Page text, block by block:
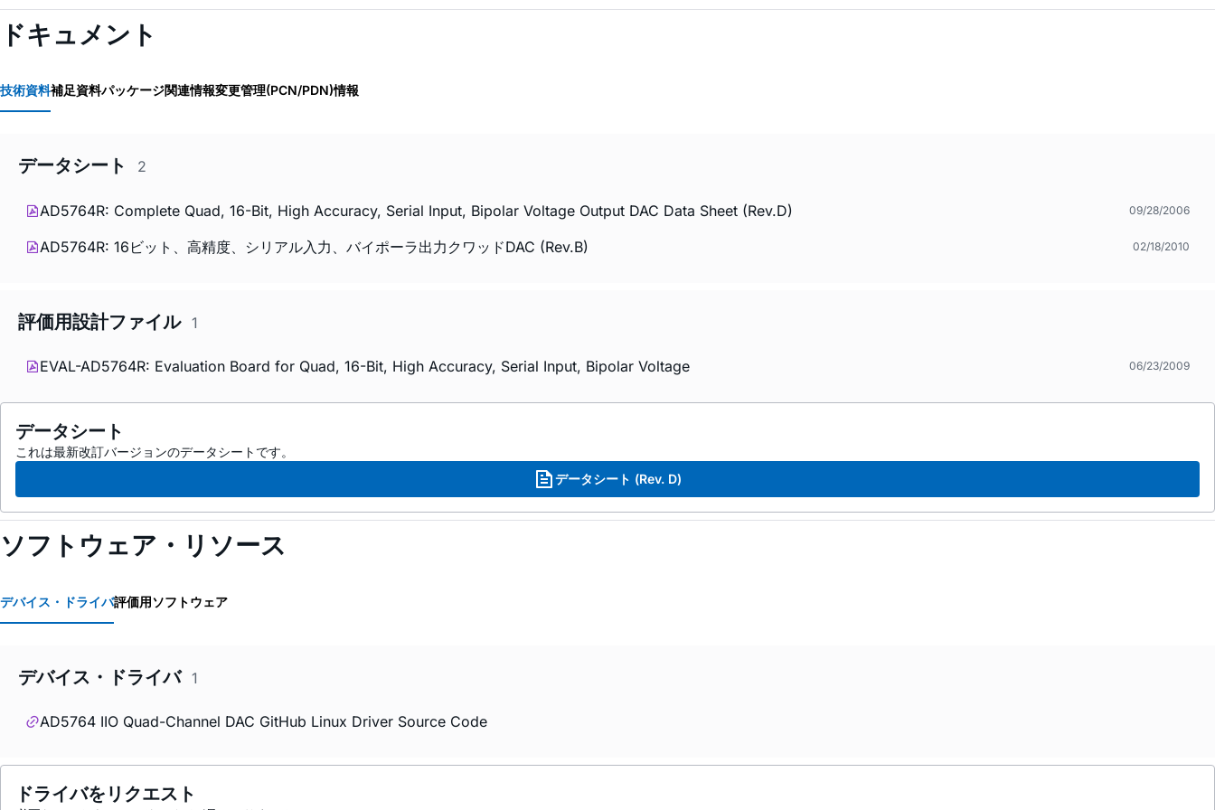
ドキュメント
技術資料補足資料パッケージ関連情報変更管理(PCN/PDN)情報
データシート 2
AD5764R: Complete Quad, 16-Bit, High Accuracy, Serial Input, Bipolar Voltage Output DAC Data Sheet (Rev.D) 09/28/2006
AD5764R: 16ビット、高精度、シリアル入力、バイポーラ出力クワッドDAC (Rev.B) 02/18/2010
評価用設計ファイル 1
EVAL-AD5764R: Evaluation Board for Quad, 16-Bit, High Accuracy, Serial Input, Bipolar Voltage 06/23/2009
データシート
これは最新改訂バージョンのデータシートです。
データシート (Rev. D)
ソフトウェア・リソース
デバイス・ドライバ評価用ソフトウェア
デバイス・ドライバ 1
AD5764 IIO Quad-Channel DAC GitHub Linux Driver Source Code
ドライバをリクエスト